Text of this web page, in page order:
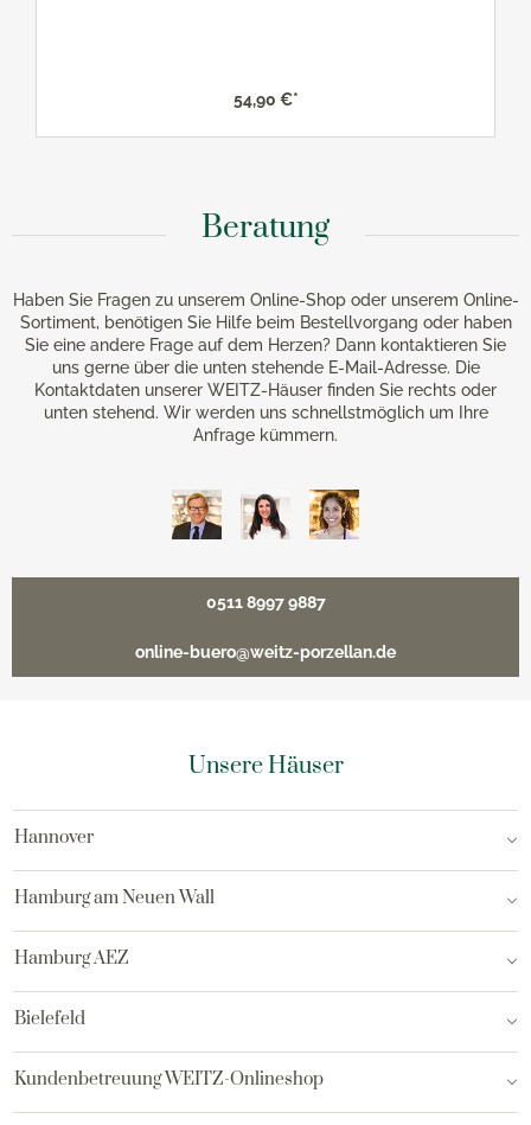
54,90 €*
Beratung
Haben Sie Fragen zu unserem Online-Shop oder unserem Online-
Sortiment, benötigen Sie Hilfe beim Bestellvorgang oder haben
Sie eine andere Frage auf dem Herzen? Dann kontaktieren Sie
uns gerne über die unten stehende E-Mail-Adresse. Die
Kontaktdaten unserer WEITZ-Häuser finden Sie rechts oder
unten stehend. Wir werden uns schnellstmöglich um Ihre
Anfrage kümmern.
0511 8997 9887
online-buero@weitz-porzellan.de
Unsere Häuser
Hannover
Hamburg am Neuen Wall
Hamburg AEZ
Bielefeld
Kundenbetreuung WEITZ-Onlineshop